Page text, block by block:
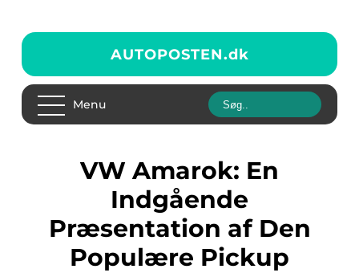
AUTOPOSTEN.dk
Menu
VW Amarok: En
Indgående
Præsentation af Den
Populære Pickup